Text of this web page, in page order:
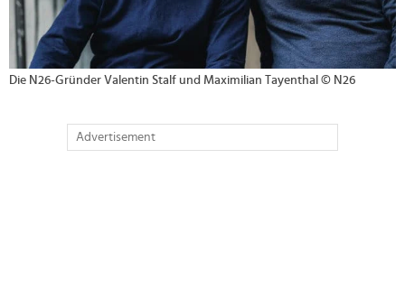
Die N26-Gründer Valentin Stalf und Maximilian Tayenthal © N26
Advertisement